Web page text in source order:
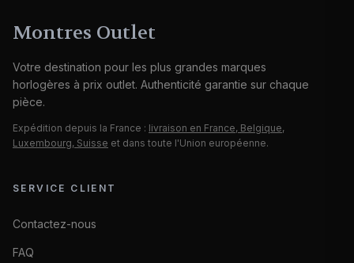
Montres Outlet
Votre destination pour les plus grandes marques
horlogères à prix outlet. Authenticité garantie sur chaque
pièce.
Expédition depuis la France : livraison en France, Belgique,
Luxembourg, Suisse et dans toute l'Union européenne.
SERVICE CLIENT
Contactez-nous
FAQ